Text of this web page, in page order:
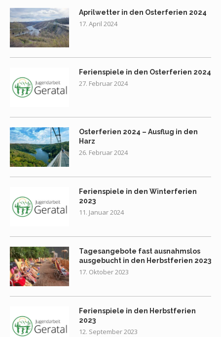
Aprilwetter in den Osterferien 2024
17. April 2024
Ferienspiele in den Osterferien 2024
27. Februar 2024
Osterferien 2024 – Ausflug in den
Harz
26. Februar 2024
Ferienspiele in den Winterferien
2023
11. Januar 2024
Tagesangebote fast ausnahmslos
ausgebucht in den Herbstferien 2023
17. Oktober 2023
Ferienspiele in den Herbstferien
2023
12. September 2023